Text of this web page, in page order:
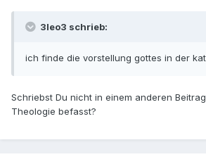
3leo3 schrieb:
ich finde die vorstellung gottes in der
Schriebst Du nicht in einem anderen
Theologie befasst?